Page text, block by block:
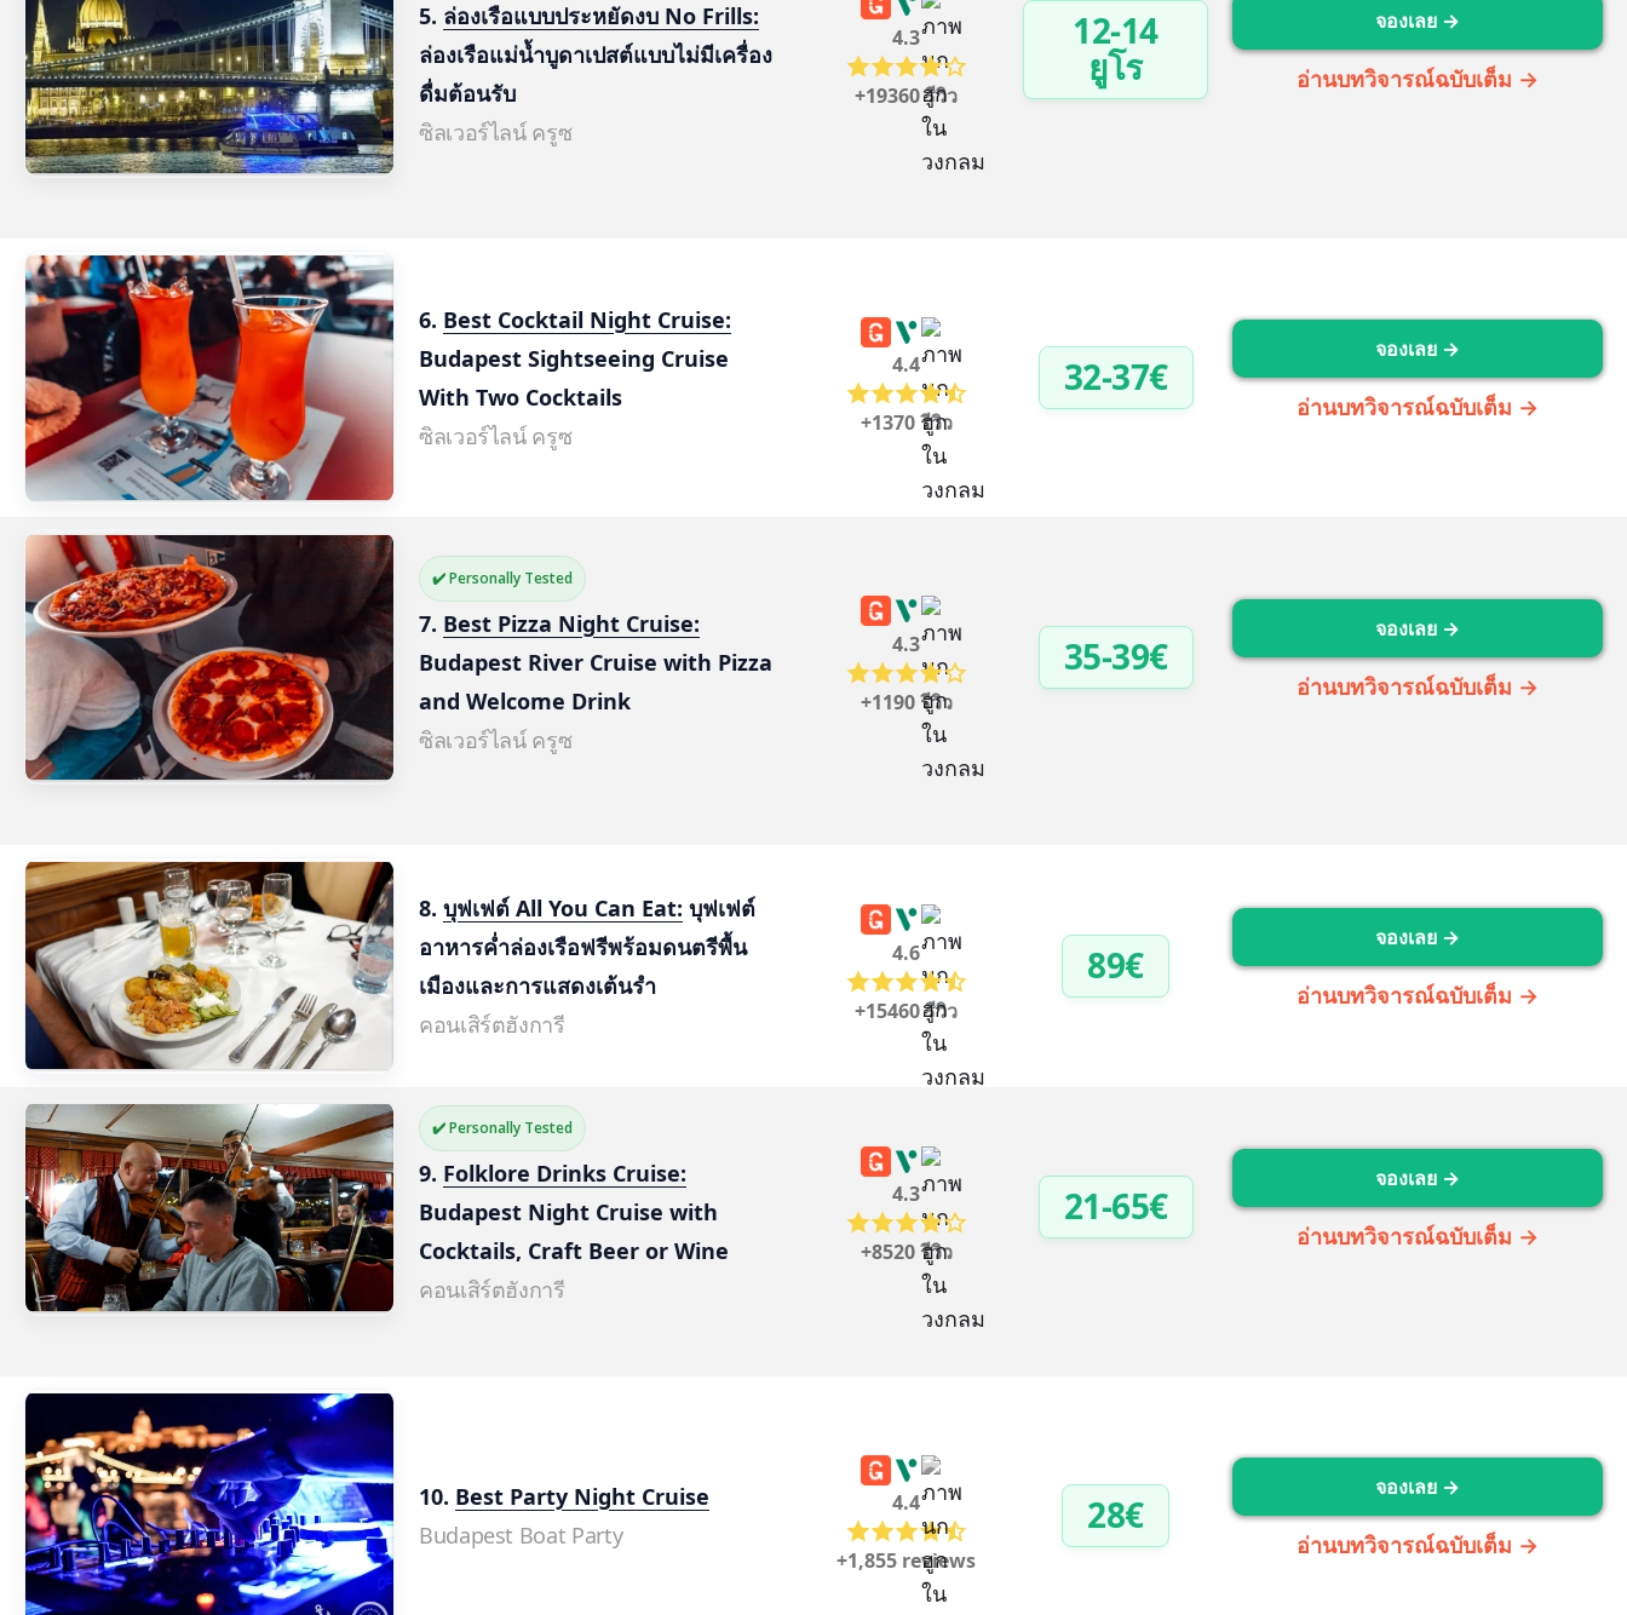
5. ล่องเรือแบบประหยัดงบ No Frills:
ล่องเรือแม่น้ำบูดาเปสต์แบบไม่มีเครื่อง
ดื่มต้อนรับ
ซิลเวอร์ไลน์ ครูซ
4.3
+19360 รีวิว
12-14
ยูโร
จองเลย →
อ่านบทวิจารณ์ฉบับเต็ม →
6. Best Cocktail Night Cruise:
Budapest Sightseeing Cruise
With Two Cocktails
ซิลเวอร์ไลน์ ครูซ
4.4
+1370 รีวิว
32-37€
จองเลย →
อ่านบทวิจารณ์ฉบับเต็ม →
✔️ Personally Tested
7. Best Pizza Night Cruise:
Budapest River Cruise with Pizza
and Welcome Drink
ซิลเวอร์ไลน์ ครูซ
4.3
+1190 รีวิว
35-39€
จองเลย →
อ่านบทวิจารณ์ฉบับเต็ม →
8. บุฟเฟต์ All You Can Eat: บุฟเฟต์
อาหารค่ำล่องเรือฟรีพร้อมดนตรีพื้น
เมืองและการแสดงเต้นรำ
คอนเสิร์ตฮังการี
4.6
+15460 รีวิว
89€
จองเลย →
อ่านบทวิจารณ์ฉบับเต็ม →
✔️ Personally Tested
9. Folklore Drinks Cruise:
Budapest Night Cruise with
Cocktails, Craft Beer or Wine
คอนเสิร์ตฮังการี
4.3
+8520 รีวิว
21-65€
จองเลย →
อ่านบทวิจารณ์ฉบับเต็ม →
10. Best Party Night Cruise
Budapest Boat Party
4.4
+1,855 reviews
28€
จองเลย →
อ่านบทวิจารณ์ฉบับเต็ม →